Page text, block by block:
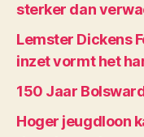
sterker dan
Lemster Dickens
inzet vormt het
150 Jaar
Hoger jeugdloon